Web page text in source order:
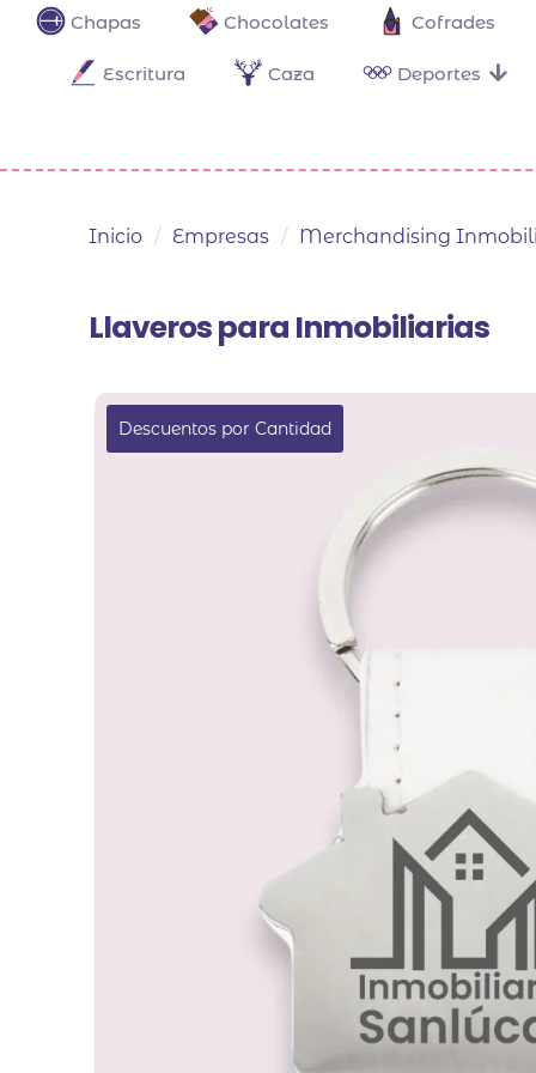
Chapas Chocolates Cofrades
Escritura Caza Deportes
Inicio / Empresas / Merchandising
Llaveros para Inmobiliarias